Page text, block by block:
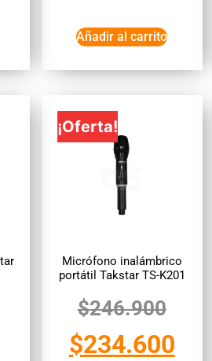
Añadir al carrito
¡Oferta!
Micrófono inalámbrico
portátil Takstar TS-K201
$246.900
$234.600